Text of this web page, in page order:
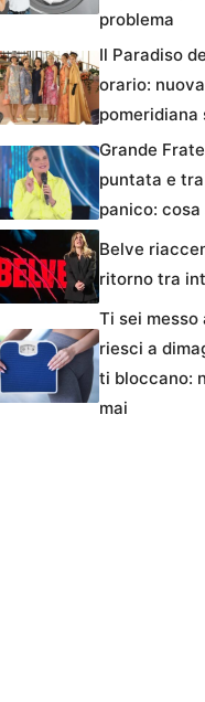
problema
Il Paradiso
orario:
pomeridiana
Grande
puntata e
panico:
Belve
ritorno tra
Ti sei messo
riesci a
ti bloccano:
mai